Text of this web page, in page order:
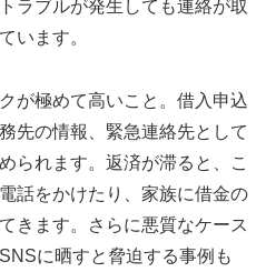
ラブルが発生しても連絡が取
います。
が極めて高いこと。借入申込
先の情報、緊急連絡先として
られます。返済が滞ると、こ
話をかけたり、家族に借金の
きます。さらに悪質なケース
に晒すと脅迫する事例も